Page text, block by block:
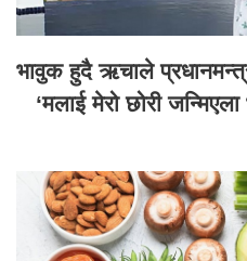
भावुक हुदै ऋचाले
‘मलाई मेरो छोरी